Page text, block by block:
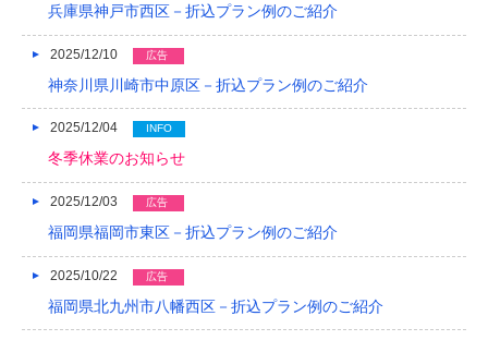
2018/06
2018/05
2018/03
2018/02
2018/01
兵庫県神戸市西区－折込プラン例のご紹介
2025/12/10 広告
神奈川県川崎市中原区－折込プラン例のご紹介
2025/12/04 INFO
冬季休業のお知らせ
2025/12/03 広告
福岡県福岡市東区－折込プラン例のご紹介
2025/10/22 広告
福岡県北九州市八幡西区－折込プラン例のご紹介